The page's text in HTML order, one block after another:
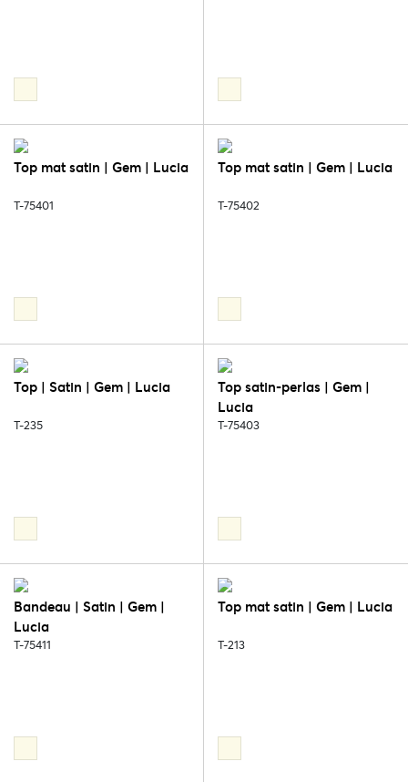
Top mat satin | Gem | Lucia
T-75401
Top mat satin | Gem | Lucia
T-75402
Top | Satin | Gem | Lucia
T-235
Top satin-perlas | Gem |
Lucia
T-75403
Bandeau | Satin | Gem |
Lucia
T-75411
Top mat satin | Gem | Lucia
T-213